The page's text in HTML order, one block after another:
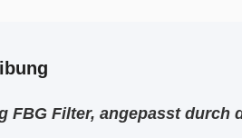
FBG Filter, angepasst durch